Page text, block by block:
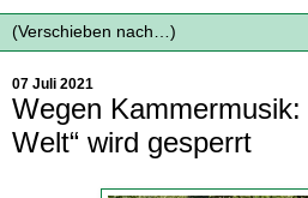
07 Juli 2021
Wegen Kammermusik:
Welt“ wird gesperrt